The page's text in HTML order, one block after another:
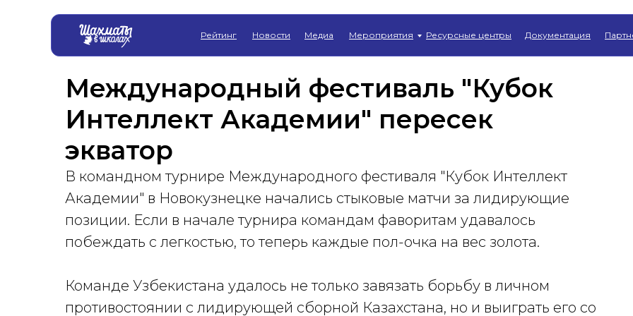
Рейтинг Документация
Ресурсные центры
Новости Мероприятия
Медиа
Международный фестиваль "Кубок
Интеллект Академии" пересек
экватор
В командном турнире Международного фестиваля "Кубок Интеллект
Академии" в Новокузнецке начались стыковые матчи за лидирующие
позиции. Если в начале турнира командам фаворитам удавалось
побеждать с легкостью, то теперь каждые пол-очка на вес золота.
Команде Узбекистана удалось не только завязать борьбу в личном
противостоянии с лидирующей сборной Казахстана, но и выиграть его со